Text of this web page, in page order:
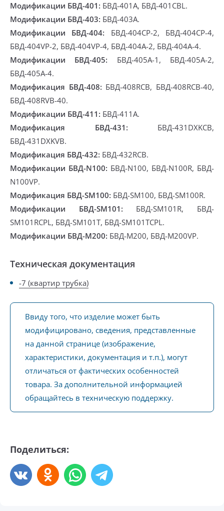
Модификации БВД-401: БВД-401A, БВД-401CBL.
Модификации БВД-403: БВД-403A.
Модификации БВД-404: БВД-404CP-2, БВД-404CP-4,
БВД-404VP-2, БВД-404VP-4, БВД-404А-2, БВД-404А-4.
Модификации БВД-405: БВД-405А-1, БВД-405А-2,
БВД-405А-4.
Модификация БВД-408: БВД-408RCB, БВД-408RCB-40,
БВД-408RVB-40.
Модификации БВД-411: БВД-411A.
Модификация БВД-431: БВД-431DXKCB,
БВД-431DXKVB.
Модификация БВД-432: БВД-432RCB.
Модификации БВД-N100: БВД-N100, БВД-N100R, БВД-
N100VP.
Модификация БВД-SM100: БВД-SM100, БВД-SM100R.
Модификации БВД-SM101: БВД-SM101R, БВД-
SM101RCPL, БВД-SM101T, БВД-SM101TCPL.
Модификации БВД-М200: БВД-М200, БВД-М200VP.
Техническая документация
-7 (квартир трубка)
Ввиду того, что изделие может быть
модифицировано, сведения, представленные
на данной странице (изображение,
характеристики, документация и т.п.), могут
отличаться от фактических особенностей
товара. За дополнительной информацией
обращайтесь в техническую поддержку.
Поделиться: